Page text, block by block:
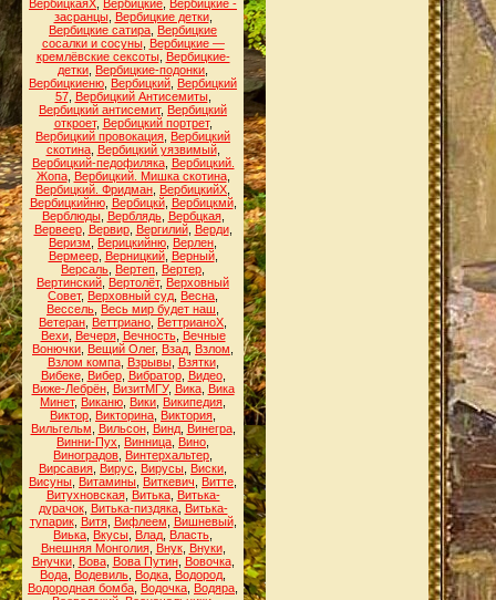
ВербицкаяХ Вербицкие Вербицкие -
засранцы, Вербицкие детки,
Вербицкие сатира Вербицкие
сосалки и сосуны, Вербицкие —
кремлёвские сексоты, Вербицкие-
детки Вербицкие-подонки
Вербицкиеню Вербицкий Вербицкий
57, Вербицкий Антисемиты,
Вербицкий антисемит, Вербицкий
откроет, Вербицкий портрет,
Вербицкий провокация Вербицкий
скотина, Вербицкий уязвимый,
Вербицкий-педофиляка, Вербицкий.
Жопа, Вербицкий. Мишка скотина,
Вербицкий. Фридман ВербицкийХ
Вербицкийню, Вербицкй, Вербицкмй,
Верблюды, Верблядь, Вербцкая,
Вервеер, Вервир, Вергилий, Верди,
Веризм
Верицкийню Верлен
Вермеер, Верницкий, Верный,
Версаль Вертеп Вертер
Вертинский Вертолёт, Верховный
Совет, Верховный суд Весна
Вессель Весь мир будет наш
Ветеран Веттриано ВеттрианоХ
Вехи, Вечеря, Вечность, Вечные
Вонючки Вещий Олег, Взад Взлом
Взлом компа, Взрывы, Взятки,
Вибеке, Вибер, Вибратор, Видео,
Виже-Лебрён, ВизитМГУ, Вика, Вика
Минет, Виканю Вики Википедия
Виктор Викторина Виктория
Вильгельм
Вильсон, Винд, Винегра,
Винни-Пух
Винница Вино
Виноградов Винтерхальтер
Вирсавия Вирус Вирусы Виски
Висуны Витамины Виткевич Витте
Витухновская, Витька, Витька-
дурачок, Витька-пиздяка, Витька-
тупарик, Витя, Вифлеем Вишневый,
Виька Вкусы Влад Власть
Внешняя Монголия, Внук, Внуки,
Внучки, Вова, Вова Путин, Вовочка,
Вода Водевиль Водка Водород
Водородная бомба Водочка Водяра